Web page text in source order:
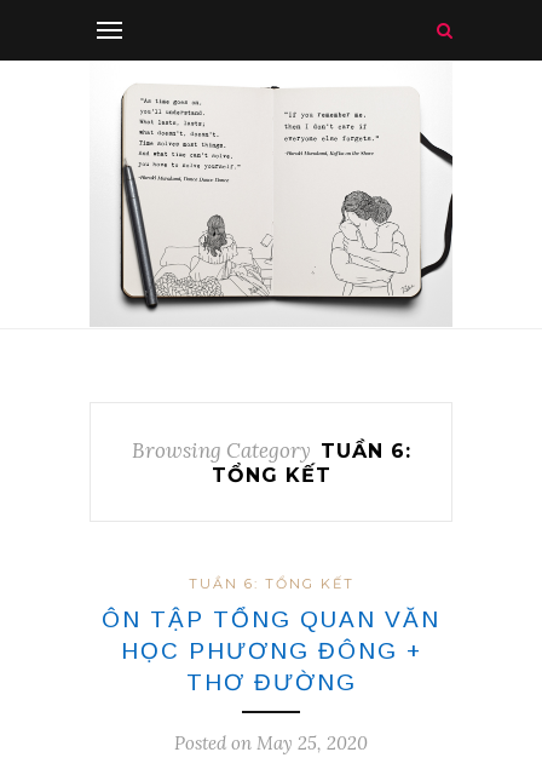
Browsing Category TUẦN 6:
TỔNG KẾT
TUẦN 6: TỔNG KẾT
ÔN TẬP TỔNG QUAN VĂN
HỌC PHƯƠNG ĐÔNG +
THƠ ĐƯỜNG
Posted on May 25, 2020